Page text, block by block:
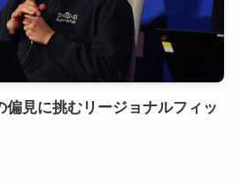
偏見に挑むリージョナルフィッ